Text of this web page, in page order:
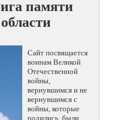
памяти
Сайт посвящается
воинам Великой
Отечественной
войны,
вернувшимся и не
вернувшимся с
войны, которые
родились, были